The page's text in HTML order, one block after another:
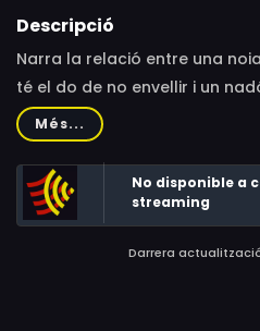
Jo Bin, Yuki Kurimoto,
Sakuya, Miyako Ito, Mayumi
Uchida, Ai Maeda, Hiroki
Daisuke Motohashi, Masaaki
Kouji Kawakami, Kenta Sasa,
Yano, Jun Kasama, Hayato
Descripció
Narra la relació entre una
té el do de no envellir i un
fer-se càrrec.
Més...
No disponible a
streaming
Darrera